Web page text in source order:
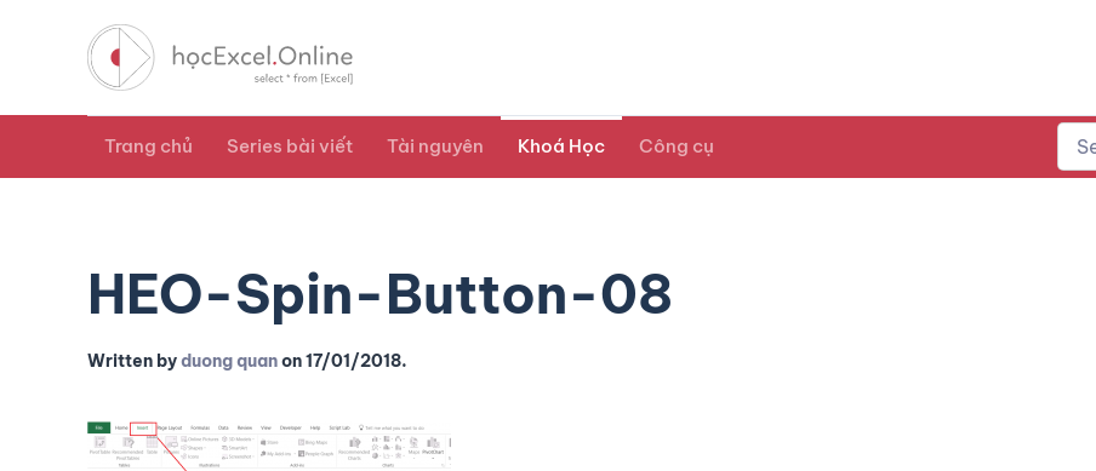
Trang chủ Series bài viết Tài nguyên Khoá Học Công cụ
HEO-Spin-Button-08
Written byduong quanon17/01/2018.